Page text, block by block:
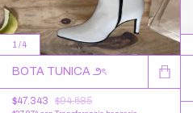
1 /4
BOTA TUNICA ౨ৎ
$47.343 $94.685